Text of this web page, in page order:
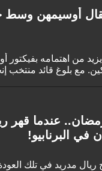
أوسيمهن وسط
يزيد من اهتمامه
يحرص فنسنت
عندما قهر
في البرنابيو!
ريال مدريد في تلك